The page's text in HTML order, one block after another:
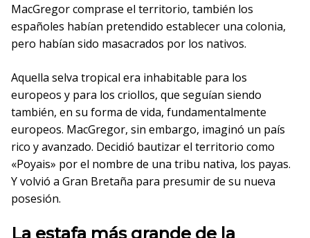
MacGregor comprase el territorio, también los
españoles habían pretendido establecer una colonia,
pero habían sido masacrados por los nativos.
Aquella selva tropical era inhabitable para los
europeos y para los criollos, que seguían siendo
también, en su forma de vida, fundamentalmente
europeos. MacGregor, sin embargo, imaginó un país
rico y avanzado. Decidió bautizar el territorio como
«Poyais» por el nombre de una tribu nativa, los payas.
Y volvió a Gran Bretaña para presumir de su nueva
posesión.
La estafa más grande de la